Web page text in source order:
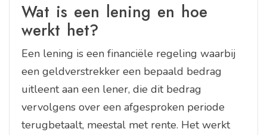
Wat is een lening en hoe
werkt het?
Een lening is een financiële regeling waarbij
een geldverstrekker een bepaald bedrag
uitleent aan een lener, die dit bedrag
vervolgens over een afgesproken periode
terugbetaalt, meestal met rente. Het werkt